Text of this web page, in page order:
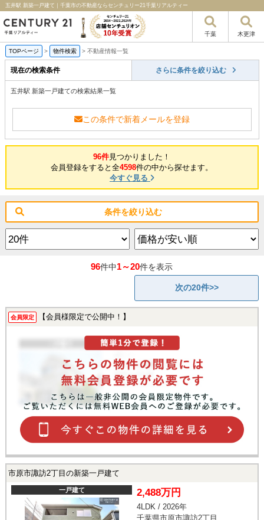
五井駅 新築一戸建て｜千葉市の不動産ならセンチュリー21千葉リアルティー
千葉 木更津
TOPページ > 物件検索 > 不動産情報一覧
現在の検索条件 さらに条件を絞り込む
五井駅 新築一戸建ての検索結果一覧
この条件で新着メールを登録
96件見つかりました！
会員登録をすると全4598件の中から探せます。
今すぐ見る
条件を絞り込む
96件中1～20件を表示
次の20件>>
会員限定 【会員様限定で公開中！】
市原市諏訪2丁目の新築一戸建て
一戸建て 2,488万円
4LDK / 2026年
千葉県市原市諏訪2丁目